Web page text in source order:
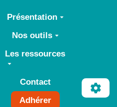
Présentation
Nos outils
Les ressources
Contact
Adhérer